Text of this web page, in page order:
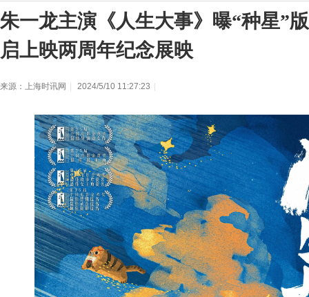
朱一龙主演《人生大事》曝“种星”
启上映两周年纪念展映
来源：上海时讯网 2024/5/10 11:27:23